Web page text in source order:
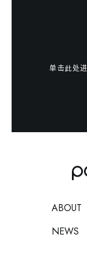
单击此处
ABOUT
NEWS